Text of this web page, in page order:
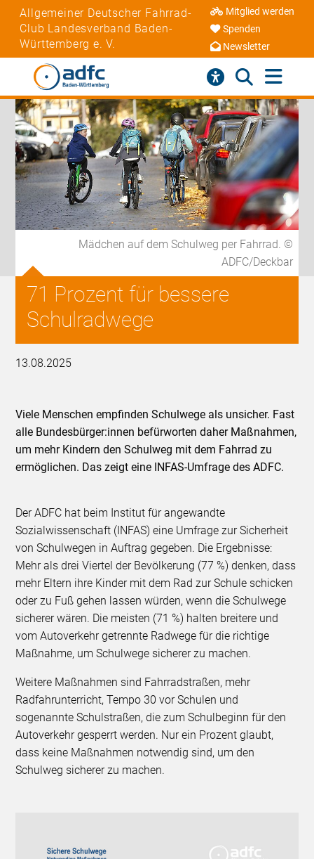
Allgemeiner Deutscher Fahrrad-
Club Landesverband Baden-
Württemberg e. V.
Mitglied werden
Spenden
Newsletter
Mädchen auf dem Schulweg per Fahrrad. ©
ADFC/Deckbar
71 Prozent für bessere
Schulradwege
13.08.2025
Viele Menschen empfinden Schulwege als unsicher. Fast
alle Bundesbürger:innen befürworten daher Maßnahmen,
um mehr Kindern den Schulweg mit dem Fahrrad zu
ermöglichen. Das zeigt eine INFAS-Umfrage des ADFC.
Der ADFC hat beim Institut für angewandte
Sozialwissenschaft (INFAS) eine Umfrage zur Sicherheit
von Schulwegen in Auftrag gegeben. Die Ergebnisse:
Mehr als drei Viertel der Bevölkerung (77 %) denken, dass
mehr Eltern ihre Kinder mit dem Rad zur Schule schicken
oder zu Fuß gehen lassen würden, wenn die Schulwege
sicherer wären. Die meisten (71 %) halten breitere und
vom Autoverkehr getrennte Radwege für die richtige
Maßnahme, um Schulwege sicherer zu machen.
Weitere Maßnahmen sind Fahrradstraßen, mehr
Radfahrunterricht, Tempo 30 vor Schulen und
sogenannte Schulstraßen, die zum Schulbeginn für den
Autoverkehr gesperrt werden. Nur ein Prozent glaubt,
dass keine Maßnahmen notwendig sind, um den
Schulweg sicherer zu machen.